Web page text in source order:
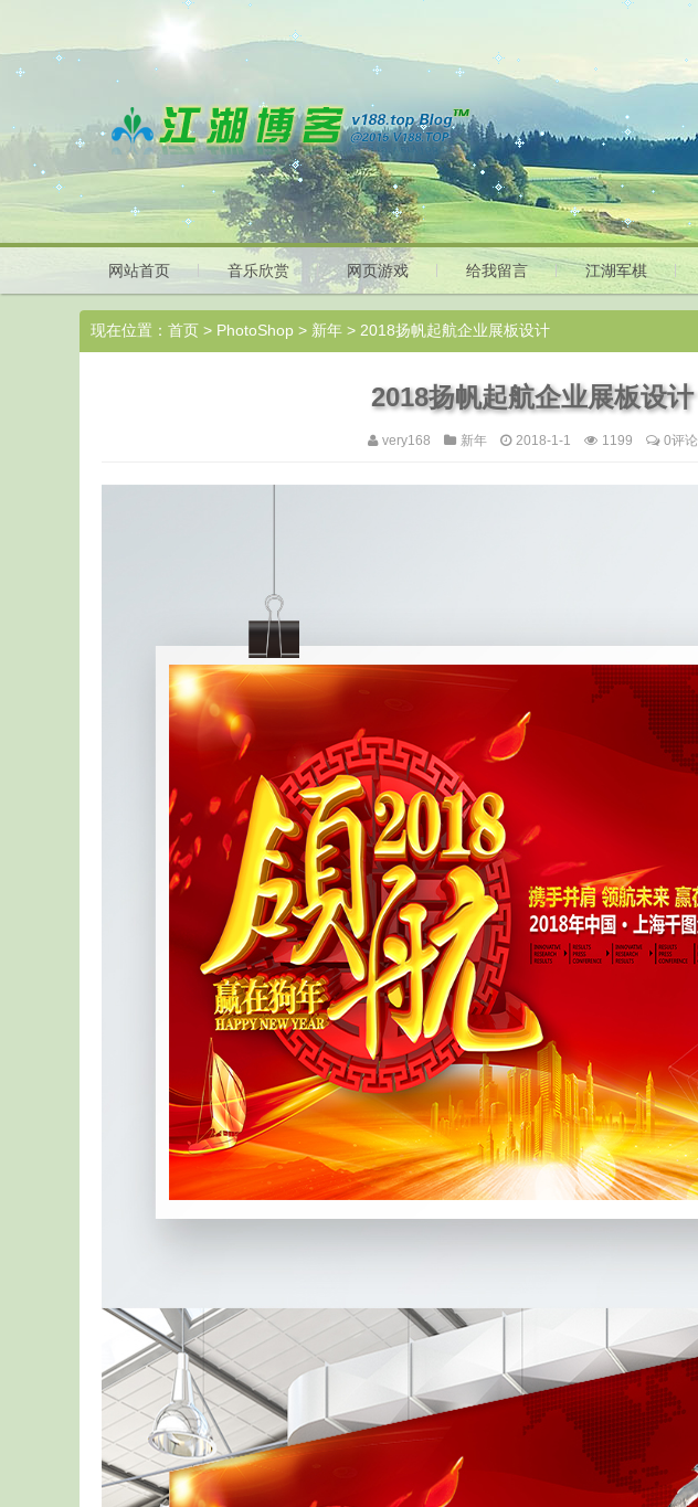
网站首页 音乐欣赏 网页游戏 给我留言 江湖军棋
现在位置： 首页 > PhotoShop > 新年 > 2018扬帆起航企业展板设计
2018扬帆起航企业展板设计
very168 新年 2018-1-1 1199 0评论